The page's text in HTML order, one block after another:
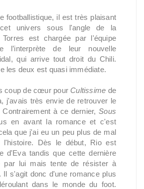
footballistique, il est très plaisant
univers sous l'angle de la
est chargée par l'équipe
l’interprète de leur nouvelle
qui arrive tout droit du Chili.
les deux est quasi immédiate.
coup de cœur pour Cultissime de
j'avais très envie de retrouver le
Contrairement à ce dernier,Sous
en avant la romance et c'est
que j'ai eu un peu plus de mal
l'histoire. Dès le début, Rio est
d'Eva tandis que cette dernière
par lui mais tente de résister à
Il s'agit donc d'une romance plus
dans le monde du foot.